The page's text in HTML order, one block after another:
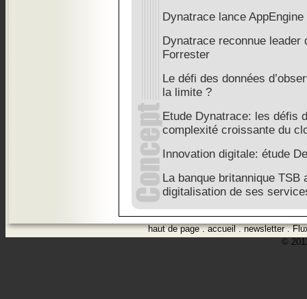
Dynatrace lance AppEngine
Dynatrace reconnue
Forrester
Le défi des données
la limite ?
Etude Dynatrace: les défis
complexité croissante du
Innovation digitale: étude
La banque britannique
digitalisation de ses
haut de page.accueil.newsletter.
©